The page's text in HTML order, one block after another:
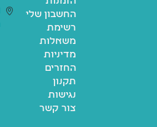
החשבון שלי
רשימת
משאלות
מדיניות
החזרים
תקנון
נגישות
צור קשר